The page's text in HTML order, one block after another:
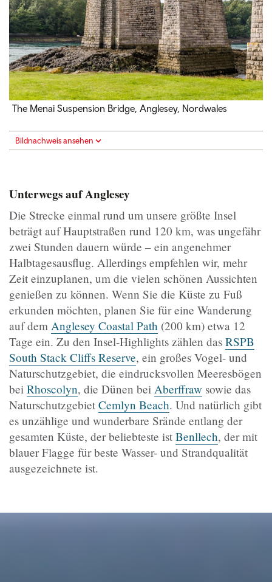
The Menai Suspension Bridge, Anglesey, Nordwales
Bildnachweis ansehen
Unterwegs auf Anglesey
Die Strecke einmal rund um unsere größte Insel
beträgt auf Hauptstraßen rund 120 km, was ungefähr
zwei Stunden dauern würde – ein angenehmer
Halbtagesausflug. Allerdings empfehlen wir, mehr
Zeit einzuplanen, um die vielen schönen Aussichten
genießen zu können. Wenn Sie die Küste zu Fuß
erkunden möchten, planen Sie für eine Wanderung
auf dem Anglesey Coastal Path (200 km) etwa 12
Tage ein. Zu den Insel-Highlights zählen das RSPB
South Stack Cliffs Reserve, ein großes Vogel- und
Naturschutzgebiet, die eindrucksvollen Meeresbögen
bei Rhoscolyn, die Dünen bei Aberffraw sowie das
Naturschutzgebiet Cemlyn Beach. Und natürlich gibt
es unzählige und wunderbare Srände entlang der
gesamten Küste, der beliebteste ist Benllech, der mit
blauer Flagge für beste Wasser- und Strandqualität
ausgezeichnete ist.